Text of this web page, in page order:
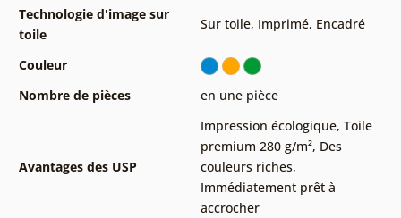
Technologie d'image sur
toile
Sur toile, Imprimé, Encadré
Couleur
Nombre de pièces
en une pièce
Avantages des USP
Impression écologique, Toile
premium 280 g/m², Des
couleurs riches,
Immédiatement prêt à
accrocher